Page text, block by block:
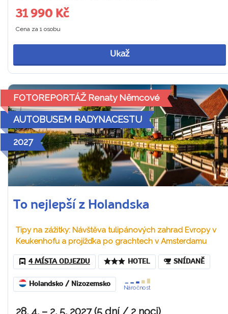
31 990 Kč
Cena za 1 osobu
Ukaž
FOTOREPORTÁŽ Renaty Němcové
AUTOBUSEM RADYNACESTU
2027
To nejlepší z Holandska
Tipy na zážitky: Návštěva tulipánových zahrad Evropy v
Keukenhofu a projížďka po grachtech v Amsterdamu
4 MÍSTA ODJEZDU HOTEL SNÍDANĚ
Holandsko / Nizozemsko
Náročnost
28. 4. – 2. 5. 2027 (5 dní / 2 noci)